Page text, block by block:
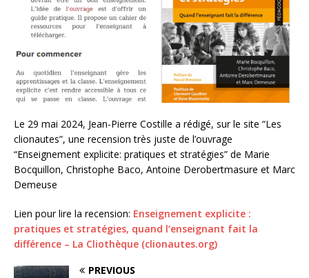
Le 29 mai 2024, Jean-Pierre Costille a rédigé, sur le site “Les
clionautes”, une recension très juste de l’ouvrage
“Enseignement explicite: pratiques et stratégies” de Marie
Bocquillon, Christophe Baco, Antoine Derobertmasure et Marc
Demeuse
Lien pour lire la recension: Enseignement explicite :
pratiques et stratégies, quand l’enseignant fait la
différence – La Cliothèque (clionautes.org)
PREVIOUS